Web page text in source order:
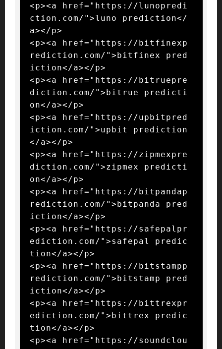
<p><a href="https://lunopredi
ction.com/">luno prediction</
a></p>
<p><a href="https://bitfinexp
rediction.com/">bitfinex pred
iction</a></p>
<p><a href="https://bitruepre
diction.com/">bitrue predicti
on</a></p>
<p><a href="https://upbitpred
iction.com/">upbit prediction
</a></p>
<p><a href="https://zipmexpre
diction.com/">zipmex predicti
on</a></p>
<p><a href="https://bitpandap
rediction.com/">bitpanda pred
iction</a></p>
<p><a href="https://safepalpr
ediction.com/">safepal predic
tion</a></p>
<p><a href="https://bitstampp
rediction.com/">bitstamp pred
iction</a></p>
<p><a href="https://bittrexpr
ediction.com/">bittrex predic
tion</a></p>
<p><a href="https://soundclou